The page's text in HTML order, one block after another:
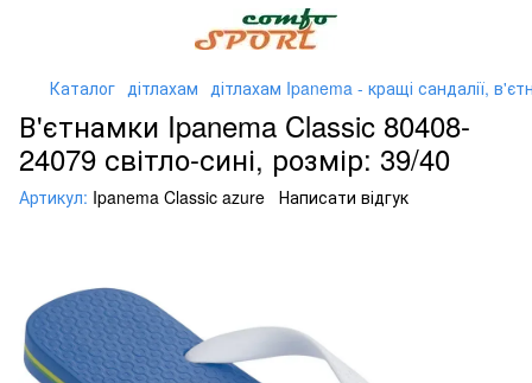
Каталог дітлахам дітлахам Ipanema - кращі сандалії,
В'єтнамки Ipanema Classic 80408-
24079 світло-сині, розмір: 39/40
Артикул: Ipanema Classic azure Написати відгук